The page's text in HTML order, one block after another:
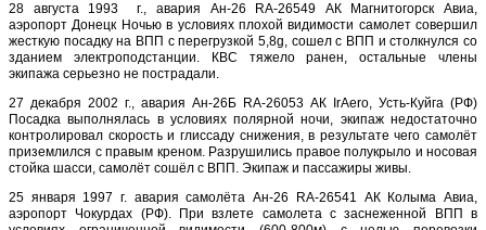
28 августа 1993 г., авария Ан-26 RA-26549 АК Магнитогорск Авиа,
аэропорт Донецк Ночью в условиях плохой видимости самолет совершил
жесткую посадку на ВПП с перегрузкой 5,8g, сошел с ВПП и столкнулся со
зданием электроподстанции. КВС тяжело ранен, остальные члены
экипажа серьезно не пострадали.
27 декабря 2002 г., авария Ан-26Б RA-26053 АК IrAero, Усть-Куйга (РФ)
Посадка выполнялась в условиях полярной ночи, экипаж недостаточно
контролировал скорость и глиссаду снижения, в результате чего самолёт
приземлился с правым креном. Разрушились правое полукрыло и носовая
стойка шасси, самолёт сошёл с ВПП. Экипаж и пассажиры живы.
25 января 1997 г. авария самолёта Ан-26 RA-26541 АК Колыма Авиа,
аэропорт Чокурдах (РФ). При взлете самолета с заснеженной ВПП в